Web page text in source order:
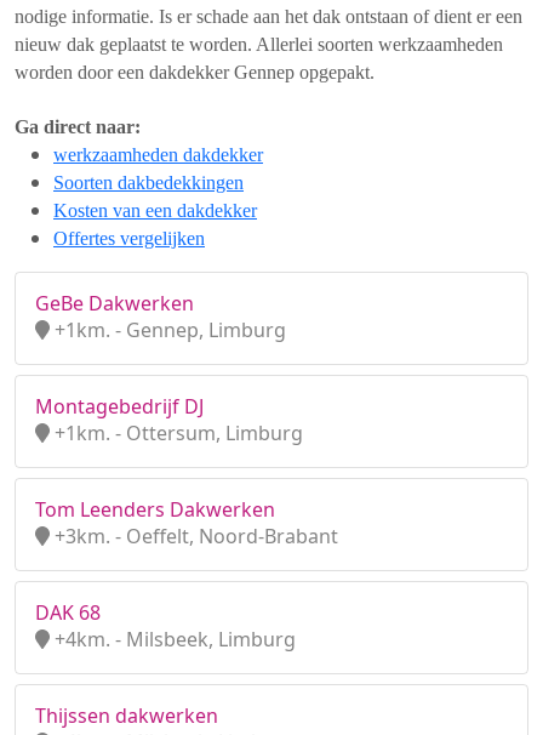
nodige informatie. Is er schade aan het dak ontstaan of dient er een
nieuw dak geplaatst te worden. Allerlei soorten werkzaamheden
worden door een dakdekker Gennep opgepakt.
Ga direct naar:
werkzaamheden dakdekker
Soorten dakbedekkingen
Kosten van een dakdekker
Offertes vergelijken
GeBe Dakwerken
+1km. - Gennep, Limburg
Montagebedrijf DJ
+1km. - Ottersum, Limburg
Tom Leenders Dakwerken
+3km. - Oeffelt, Noord-Brabant
DAK 68
+4km. - Milsbeek, Limburg
Thijssen dakwerken